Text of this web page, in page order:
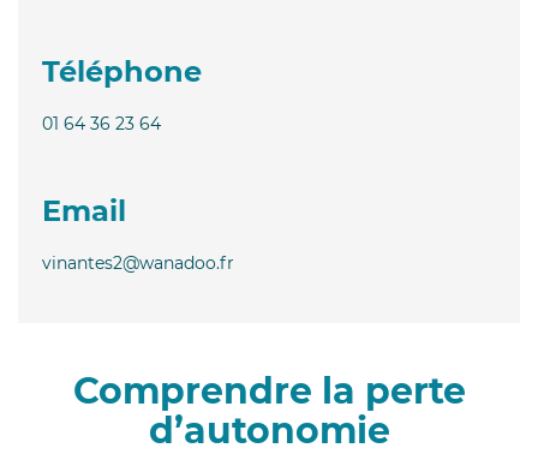
Téléphone
01 64 36 23 64
Email
vinantes2@wanadoo.fr
Comprendre la perte
d’autonomie